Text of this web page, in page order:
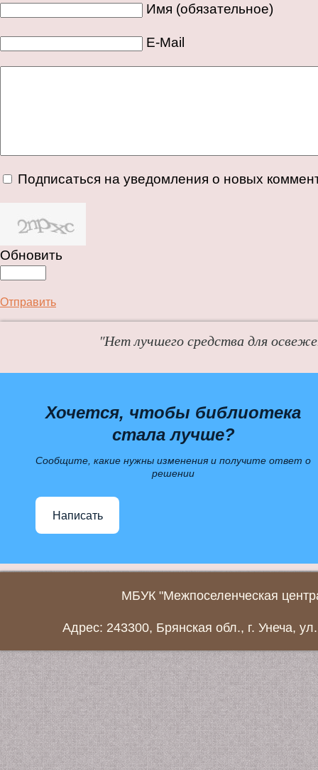
Имя (обязательное)
E-Mail
Подписаться на уведомления о новых
Обновить
Отправить
"Нет лучшего средства для
Хочется, чтобы библиотека
стала лучше?
Сообщите, какие нужны изменения и получите ответ о
решении
Написать
МБУК "Межпоселенческая
Адрес: 243300, Брянская обл., г. Унеча,